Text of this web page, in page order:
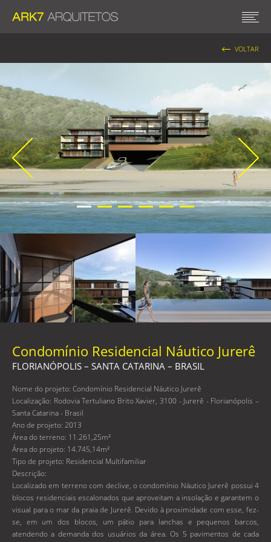
VOLTAR
Condomínio Residencial Náutico Jurerê
FLORIANÓPOLIS – SANTA CATARINA – BRASIL
Nome do projeto: Condomínio Residencial Náutico Jurerê
Localização: Rodovia Tertuliano Brito Xavier, 3100 - Jurerê - Florianópolis –
Santa Catarina - Brasil
Ano de projeto: 2013
Área do terreno: 11.261,25m²
Área do projeto: 14.745,14m²
Tipo de projeto: Residencial Multifamiliar
Descrição:
Localizado em terreno com declive, o condomínio Náutico Jurerê possui 4
blocos residenciais escalonados que aproveitam a insolação e garantem o
visual para o mar da praia de Jurerê. Devido à proximidade com esse, fez-
se, em um dos blocos, um pátio para lanchas e pequenos barcos,
atendendo a demanda dos usuários da área. Os 5 pavimentos de cada